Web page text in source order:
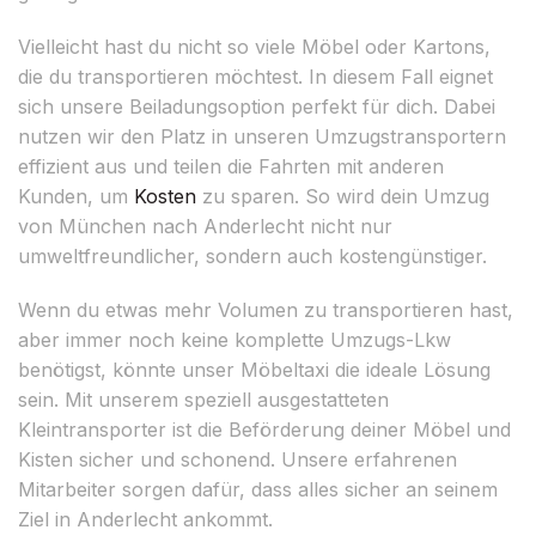
Vielleicht hast du nicht so viele Möbel oder Kartons,
die du transportieren möchtest. In diesem Fall eignet
sich unsere Beiladungsoption perfekt für dich. Dabei
nutzen wir den Platz in unseren Umzugstransportern
effizient aus und teilen die Fahrten mit anderen
Kunden, um Kosten zu sparen. So wird dein Umzug
von München nach Anderlecht nicht nur
umweltfreundlicher, sondern auch kostengünstiger.
Wenn du etwas mehr Volumen zu transportieren hast,
aber immer noch keine komplette Umzugs-Lkw
benötigst, könnte unser Möbeltaxi die ideale Lösung
sein. Mit unserem speziell ausgestatteten
Kleintransporter ist die Beförderung deiner Möbel und
Kisten sicher und schonend. Unsere erfahrenen
Mitarbeiter sorgen dafür, dass alles sicher an seinem
Ziel in Anderlecht ankommt.